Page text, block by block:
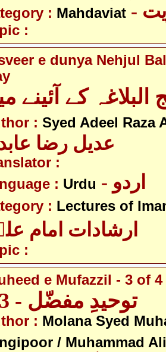
: Mahdaviat
:
e dunya Nehjul
البلاغہ کے آئینے
: Syed Adeel Raza
عدیل رضا
:
: Urdu - اردو
: Lectures of
ارشادات امام
:
e Mufazzil - 3 of 4
توحیدِ مفضّل - 4/3
: Molana Syed
/ Muhammad